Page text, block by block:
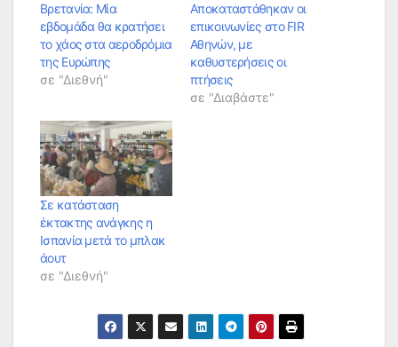
Βρετανία: Μία
εβδομάδα θα κρατήσει
το χάος στα αεροδρόμια
της Ευρώπης
σε "Διεθνή"
Αποκαταστάθηκαν οι
επικοινωνίες στο FIR
Αθηνών, με
καθυστερήσεις οι
πτήσεις
σε "Διαβάστε"
Σε κατάσταση
έκτακτης ανάγκης η
Ισπανία μετά το μπλακ
άουτ
σε "Διεθνή"